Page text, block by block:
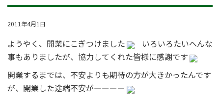
2011年4月1日
ようやく、開業にこぎつけました
いろいろたいへんな
事もありましたが、協力してくれた皆様に感謝です
開業するまでは、不安よりも期待の方が大きかったんです
が、開業した途端不安がーーーー